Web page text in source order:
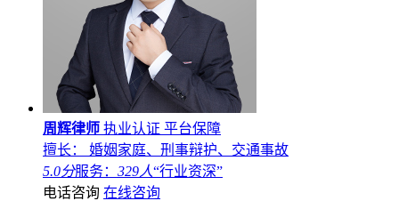
周辉律师 执业认证 平台保障
擅长： 婚姻家庭、刑事辩护、交通事故
5.0分服务： 329人“行业资深”
电话咨询 在线咨询